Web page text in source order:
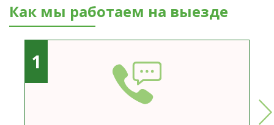
Как мы работаем на выезде
1